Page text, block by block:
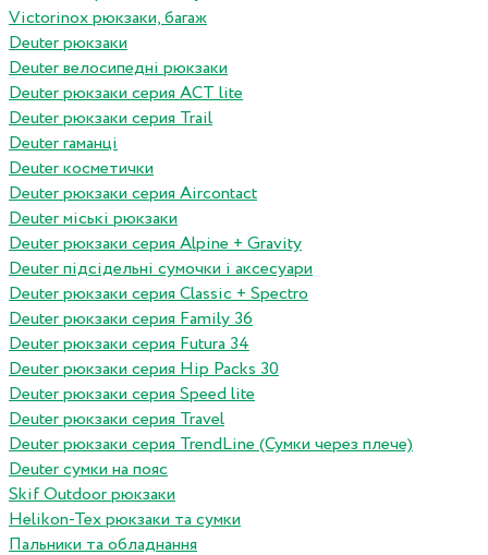
Victorinox рюкзаки, багаж
Deuter рюкзаки
Deuter велосипедні рюкзаки
Deuter рюкзаки серия ACT lite
Deuter рюкзаки серия Trail
Deuter гаманці
Deuter косметички
Deuter рюкзаки серия Aircontact
Deuter міські рюкзаки
Deuter рюкзаки серия Alpine + Gravity
Deuter підсідельні сумочки і аксесуари
Deuter рюкзаки серия Classic + Spectro
Deuter рюкзаки серия Family 36
Deuter рюкзаки серия Futura 34
Deuter рюкзаки серия Hip Packs 30
Deuter рюкзаки серия Speed lite
Deuter рюкзаки серия Travel
Deuter рюкзаки серия TrendLine (Сумки через плече)
Deuter сумки на пояс
Skif Outdoor рюкзаки
Helikon-Tex рюкзаки та сумки
Пальники та обладнання